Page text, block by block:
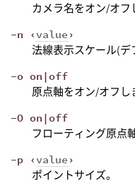
カメラ名をオン/オフ
-n ‹value ›
法線表示スケール(デ
-o on|off
原点軸をオン/オフし
-O on|off
フローティング原点
-p ‹value ›
ポイントサイズ。